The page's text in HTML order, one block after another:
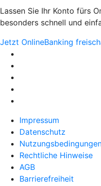
Lassen Sie Ihr Konto fürs
besonders schnell und
Jetzt OnlineBanking
Impressum
Datenschutz
Rechtliche Hinweise
AGB
Barrierefreiheit